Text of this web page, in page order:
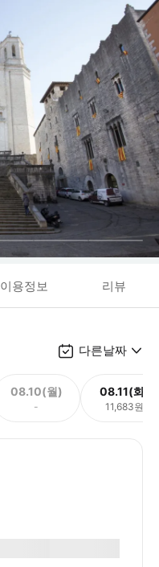
이용정보 리뷰
다른날짜
08.10(월)
-
08.11(화)
11,683원